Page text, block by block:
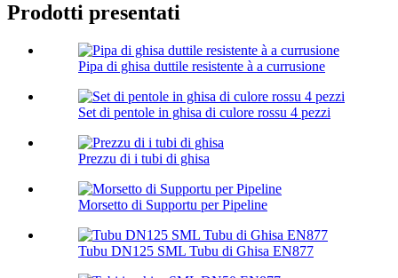
Prodotti presentati
Pipa di ghisa duttile resistente à a currusione
Set di pentole in ghisa di culore rossu 4 pezzi
Prezzu di i tubi di ghisa
Morsetto di Supportu per Pipeline
Tubu DN125 SML Tubu di Ghisa EN877